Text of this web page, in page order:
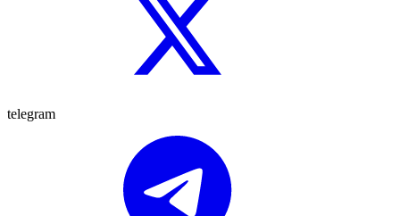
telegram